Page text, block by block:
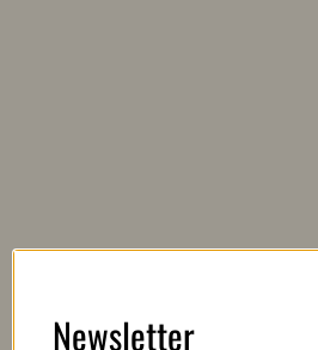
Newsletter